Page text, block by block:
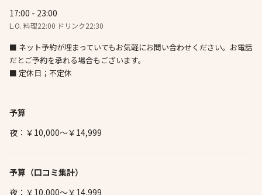
17:00 - 23:00
L.O. 料理22:00 ドリンク22:30
■ ネット予約が埋まっていてもお気軽にお問い合わせください。お電話
だとご予約を承れる場合もございます。
■ 定休日；不定休
予算
夜：￥10,000～￥14,999
予算 （口コミ集計）
夜：￥10,000～￥14,999